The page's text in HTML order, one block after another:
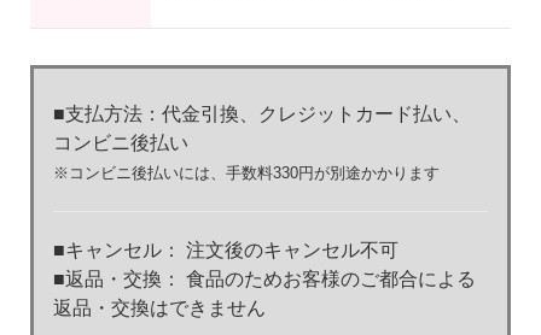
■支払方法：代金引換、クレジットカード払い、
コンビニ後払い
※コンビニ後払いには、手数料330円が別途かかります
■キャンセル： 注文後のキャンセル不可
■返品・交換： 食品のためお客様のご都合による
返品・交換はできません